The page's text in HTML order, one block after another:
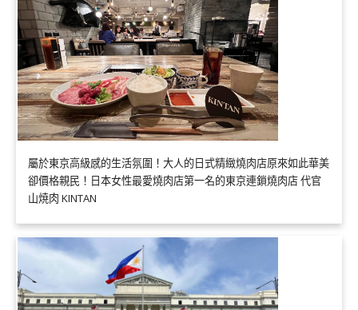
屬於東京高級感的生活氛圍！大人的日式精緻燒肉店原來如此華美
卻價格親民！日本女性最愛燒肉店第一名的東京連鎖燒肉店 代官
山焼肉 KINTAN